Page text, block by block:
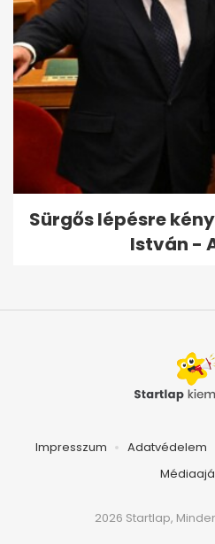
Sürgős lépésre
István -
Impresszum Adatvédelem
2026 Startlap,